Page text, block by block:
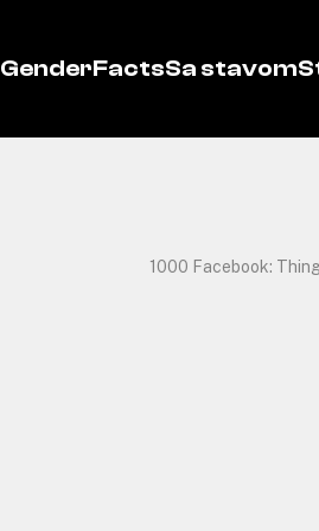
GenderFactsSa stavom
1000 Facebook: